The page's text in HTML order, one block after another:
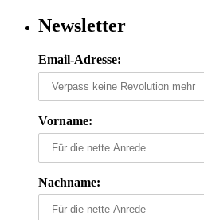
Newsletter
Email-Adresse:
Vorname:
Nachname: